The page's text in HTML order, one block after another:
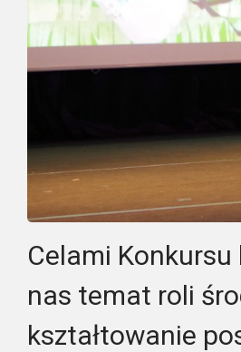
Celami Konkursu
nas temat roli
kształtowanie